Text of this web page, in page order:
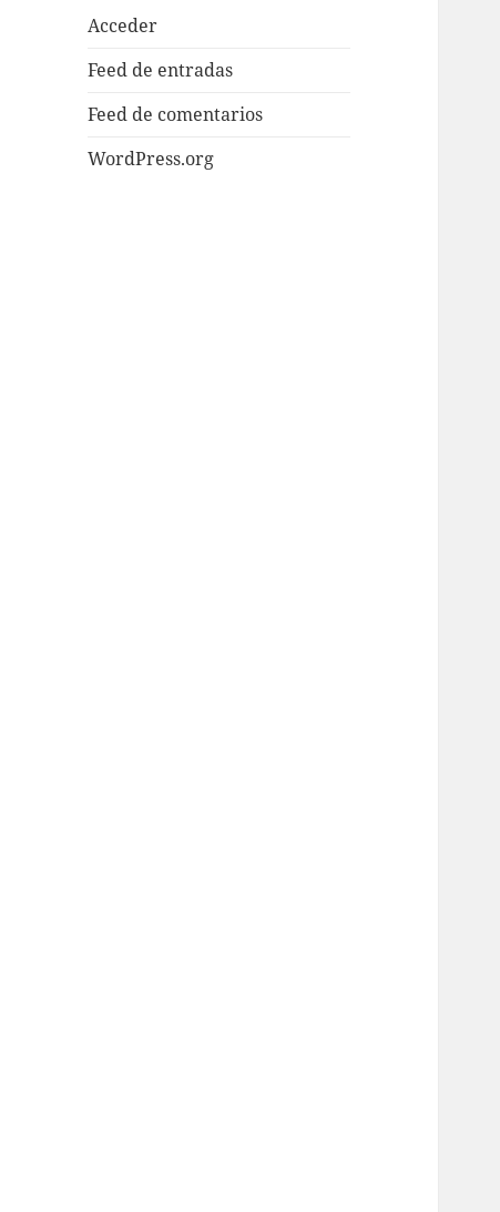
Acceder
Feed de entradas
Feed de comentarios
WordPress.org